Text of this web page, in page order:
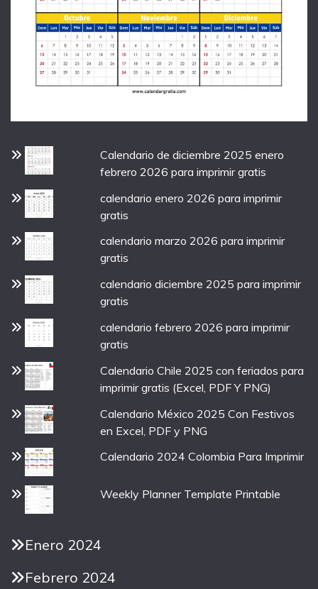
Calendario de diciembre 2025 enero
febrero 2026 para imprimir gratis
calendario enero 2026 para imprimir
gratis
calendario marzo 2026 para imprimir
gratis
calendario diciembre 2025 para imprimir
gratis
calendario febrero 2026 para imprimir
gratis
Calendario Chile 2025 con feriados para
imprimir gratis (Excel, PDF Y PNG)
Calendario México 2025 Con Festivos
en Excel, PDF y PNG
Calendario 2024 Colombia Para Imprimir
Weekly Planner Template Printable
Enero 2024
Febrero 2024